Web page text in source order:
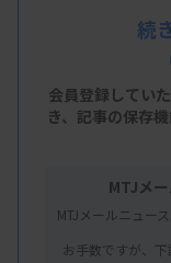
ルにあわせ、AI
プ！ 耳だけで
でも無理なくニ
続
会員登録してい
き、 記事の保存
MTJメ
MTJメールニュー
お手数ですが、下